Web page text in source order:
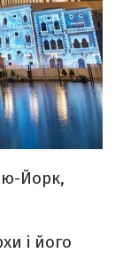
Йорк,
і його